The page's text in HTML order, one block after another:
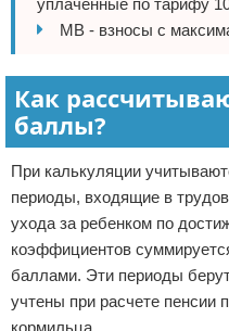
уплаченные по тарифу
МВ - взносы с
Как
баллы?
При калькуляции
периоды, входящие в
ухода за ребенком по
коэффициентов
баллами. Эти периоды
учтены при расчете пенсии
кормильца.